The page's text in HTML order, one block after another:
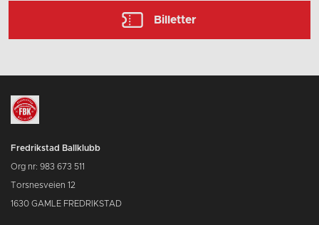
Billetter
Fredrikstad Ballklubb
Org nr: 983 673 511
Torsnesveien 12
1630 GAMLE FREDRIKSTAD